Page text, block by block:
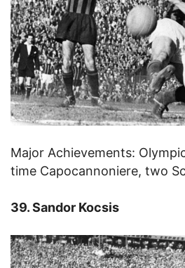
Major Achievements:
time Capocannoniere, two
39. Sandor Kocsis